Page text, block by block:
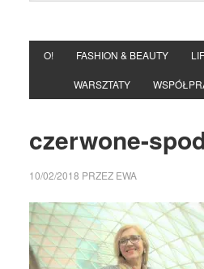
O! FASHION & BEAUTY
WARSZTATY
czerwone-
10/02/2018 PRZEZ EWA